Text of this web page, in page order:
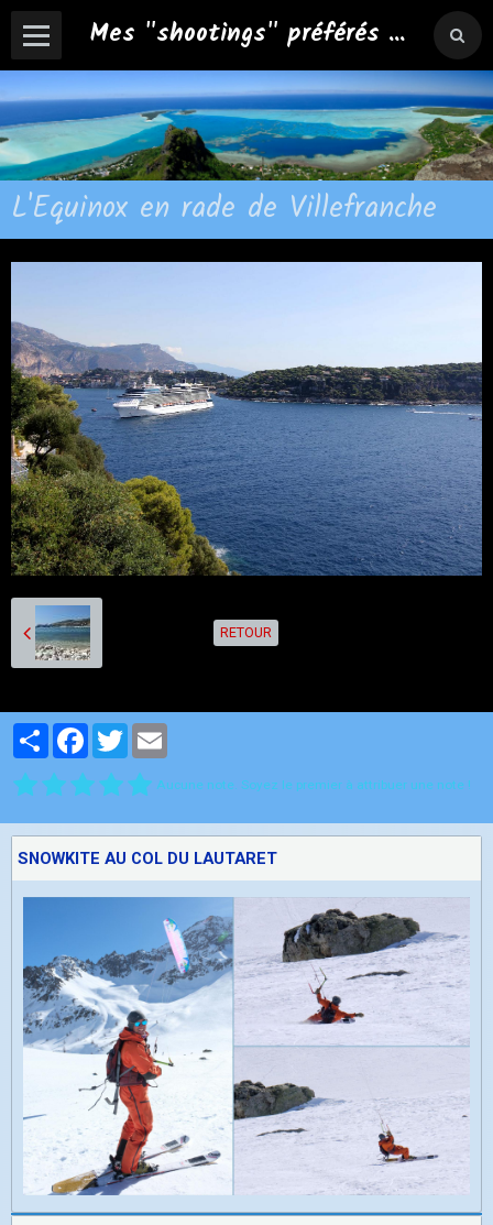
Mes "shootings" préférés ...
L'Equinox en rade de Villefranche
RETOUR
PartagerFacebook
Twitter
Aucune note. Soyez le premier à attribuer une note !
SNOWKITE AU COL DU LAUTARET